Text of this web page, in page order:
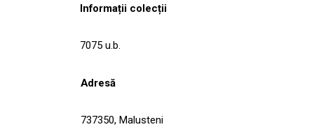
Informații colecții
7075 u.b.
Adresă
737350, Malusteni